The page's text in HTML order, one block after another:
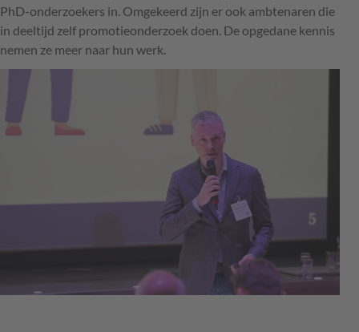
PhD-onderzoekers in. Omgekeerd zijn er ook ambtenaren die
in deeltijd zelf promotieonderzoek doen. De opgedane kennis
nemen ze meer naar hun werk.